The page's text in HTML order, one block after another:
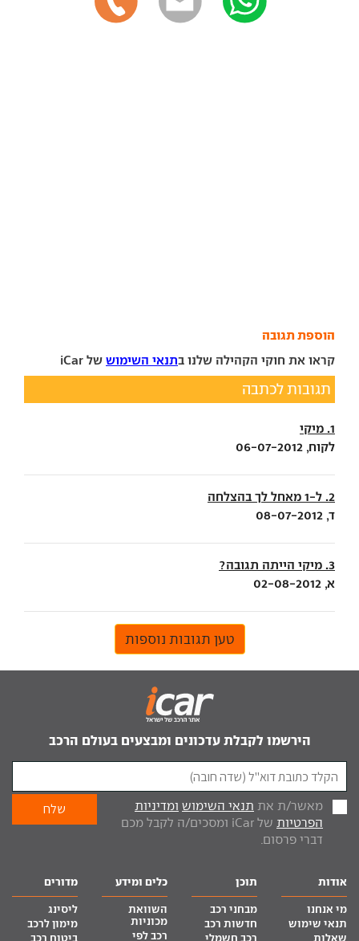
הוספת תגובה
קראו את חוקי הקהילה שלנו בתנאי השימוש של iCar
תגובות לכתבה
1. מיקי
לקוח, 06-07-2012
2. ל-1 מאחל לך בהצלחה
ד, 08-07-2012
3. מיקי הייתה תגובה?
א, 02-08-2012
טען תגובות נוספות
הירשמו לקבלת עדכונים ומבצעים בעולם הרכב
מאשר/ת את תנאי השימוש ומדיניות
הפרטיות
של iCar ומסכים/ה לקבל מכם
דברי פרסום.
אודות
מי אנחנו
תנאי שימוש
תוכן
מבחני רכב
חדשות רכב
כלים ומידע
השוואת
מכוניות
רכב לפי
מדורים
ליסינג
מימון לרכב